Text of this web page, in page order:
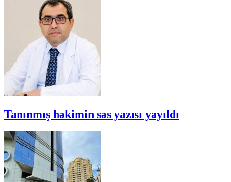
Tanınmış həkimin səs yazısı yayıldı